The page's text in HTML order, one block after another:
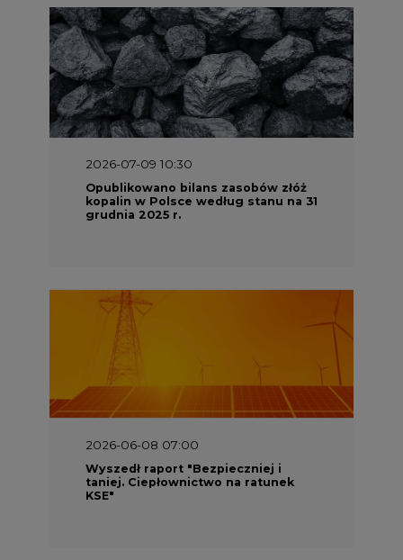
2026-07-09 10:30
Opublikowano bilans zasobów złóż
kopalin w Polsce według stanu na 31
grudnia 2025 r.
2026-06-08 07:00
Wyszedł raport "Bezpieczniej i
taniej. Ciepłownictwo na ratunek
KSE"